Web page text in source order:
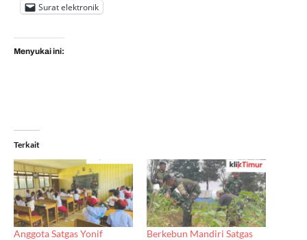
Surat elektronik
Menyukai ini:
Terkait
Anggota Satgas Yonif
Berkebun Mandiri Satgas